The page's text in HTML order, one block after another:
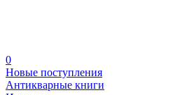
0
Новые поступления
Антикварные книги